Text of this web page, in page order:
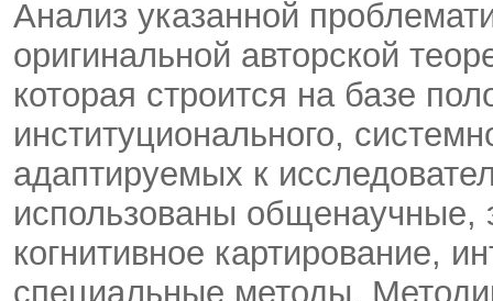
Анализ указанной
оригинальной авторской
которая строится на базе
институционального,
адаптируемых к
использованы общенаучные,
когнитивное картирование,
специальные методы.